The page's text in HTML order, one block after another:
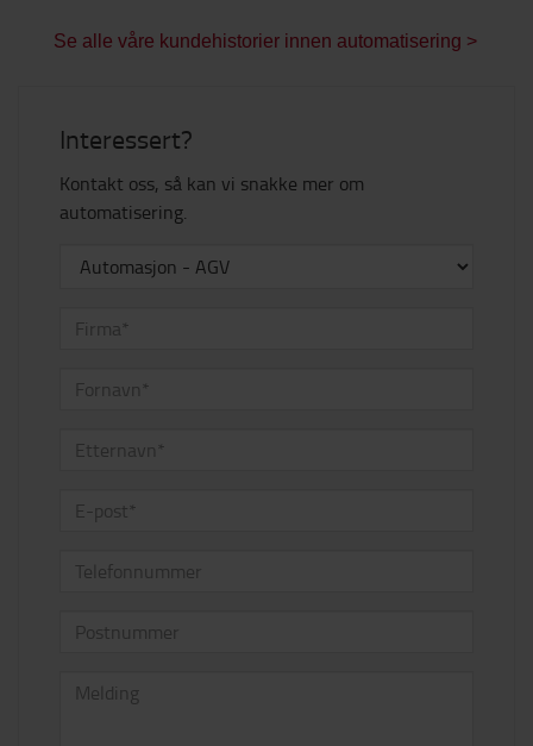
Se alle våre kundehistorier innen automatisering >
Interessert?
Kontakt oss, så kan vi snakke mer om
automatisering.